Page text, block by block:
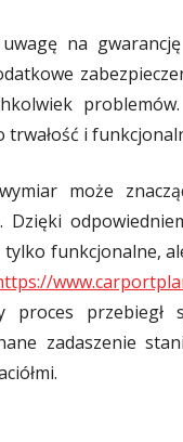
na
trwałość i
może
Dzięki
funkcjonalne,
proces
zadaszenie